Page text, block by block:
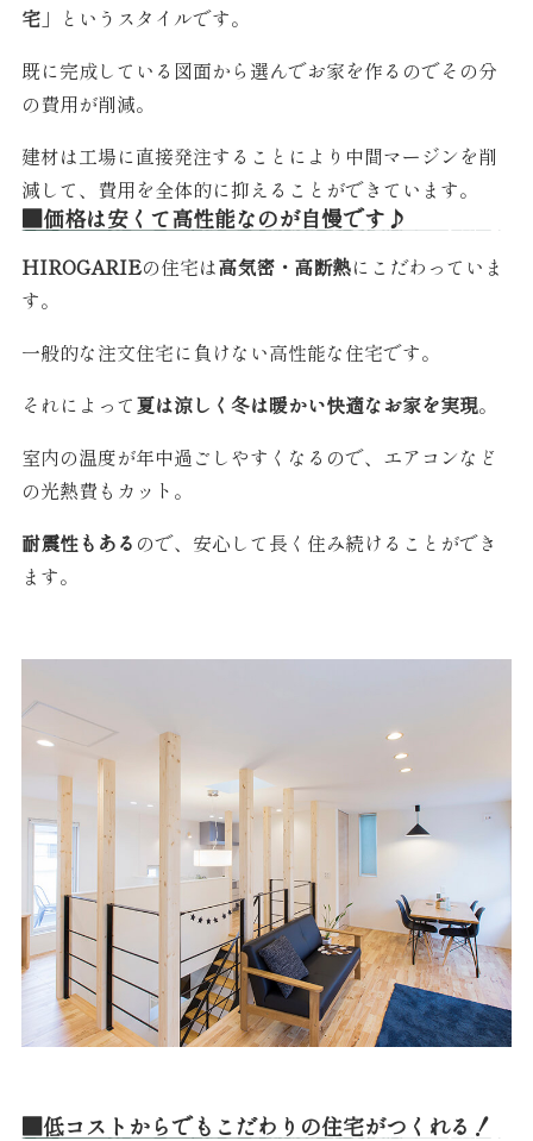
宅」というスタイルです。
既に完成している図面から選んでお家を作るのでその分
の費用が削減。
建材は工場に直接発注することにより中間マージンを削
減して、費用を全体的に抑えることができています。
■価格は安くて高性能なのが自慢です♪
HIROGARIEの住宅は高気密・高断熱にこだわっていま
す。
一般的な注文住宅に負けない高性能な住宅です。
それによって夏は涼しく冬は暖かい快適なお家を実現。
室内の温度が年中過ごしやすくなるので、エアコンなど
の光熱費もカット。
耐震性もある ので、安心して長く住み続けることができ
ます。
■低コストからでもこだわりの住宅がつくれる！